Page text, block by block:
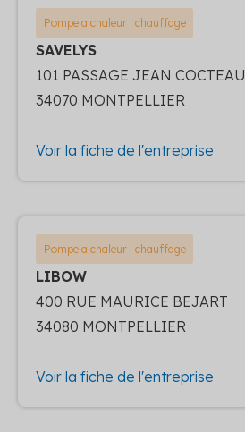
Pompe a chaleur : chauffage
SAVELYS
101 PASSAGE JEAN COCTEAU
34070 MONTPELLIER
Voir la fiche de l'entreprise
Pompe a chaleur : chauffage
LIBOW
400 RUE MAURICE BEJART
34080 MONTPELLIER
Voir la fiche de l'entreprise